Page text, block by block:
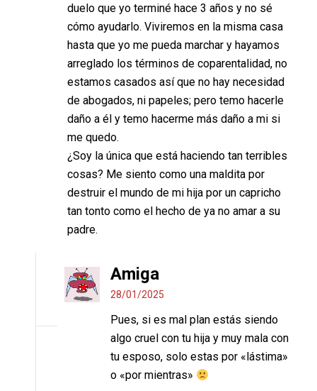
duelo que yo terminé hace 3 años y no sé
cómo ayudarlo. Viviremos en la misma casa
hasta que yo me pueda marchar y hayamos
arreglado los términos de coparentalidad, no
estamos casados así que no hay necesidad
de abogados, ni papeles; pero temo hacerle
daño a él y temo hacerme más daño a mi si
me quedo.
¿Soy la única que está haciendo tan terribles
cosas? Me siento como una maldita por
destruir el mundo de mi hija por un capricho
tan tonto como el hecho de ya no amar a su
padre.
Amiga
28/01/2025
Pues, si es mal plan estás siendo
algo cruel con tu hija y muy mala con
tu esposo, solo estas por «lástima»
o «por mientras»